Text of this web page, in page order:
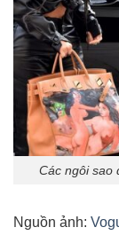
Các ngôi sao
Nguồn ảnh: